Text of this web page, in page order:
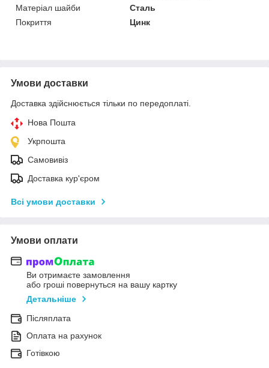
Матеріал шайби
Сталь
Покриття
Цинк
Умови доставки
Доставка здійснюється тільки по передоплаті.
Нова Пошта
Укрпошта
Самовивіз
Доставка кур'єром
Всі умови доставки
Умови оплати
Ви отримаєте замовлення
або гроші повернуться на вашу картку
Детальніше
Післяплата
Оплата на рахунок
Готівкою